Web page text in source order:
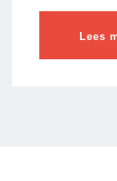
Lees